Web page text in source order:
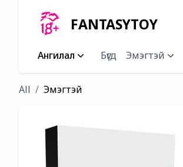
FANTASYTOY
Ангилал Бүгд Эмэгтэй
All Эмэгтэй